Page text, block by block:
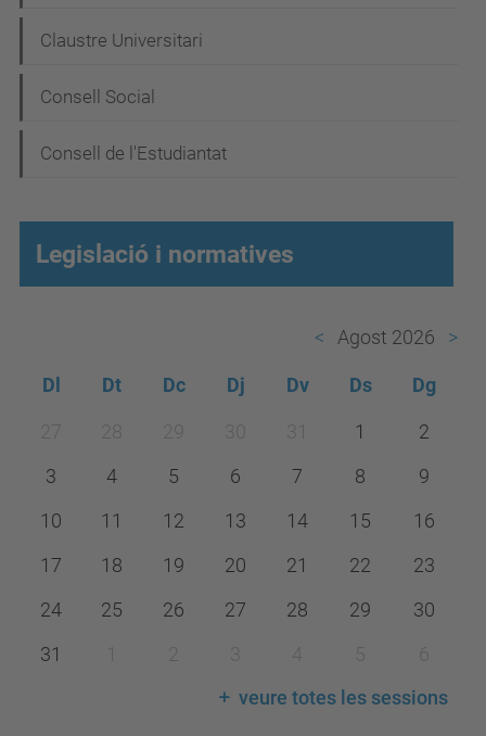
a
c
ó
Claustre Universitari
Consell Social
Consell de l'Estudiantat
Legislació i normatives
Agost 2026
Dl Dt Dc Dj Dv Ds Dg
27 28 29 30 31 1
2
3
4 5 6 7 8
9
10
11 12 13 14 15
16
17
18 19 20 21 22
23
24
25 26 27 28 29
30
31
1 2 3 4 5
6
veure totes les sessions